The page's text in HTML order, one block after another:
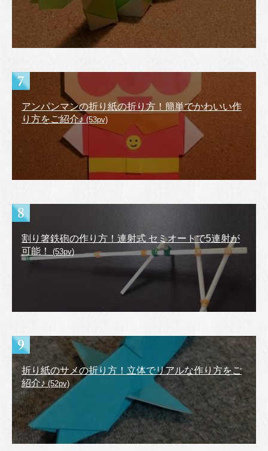
アンパンマンの折り紙の折り方！簡単でかわいい作
り方をご紹介♪ (53pv)
割り箸鉄砲の作り方！連射式 セミオートで5連射が
可能！
(53pv)
折り紙のサメの折り方！立体でリアルな作り方をご
紹介♪(52pv)